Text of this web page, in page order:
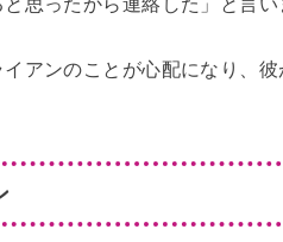
アンのことが心配になり、彼